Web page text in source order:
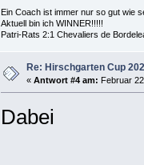
Ein Coach ist immer nur so gut wie
Aktuell bin ich WINNER!!!!!
Patri-Rats 2:1 Chevaliers de
Re: Hirschgarten Cup
« Antwort #4 am: Februar
Dabei